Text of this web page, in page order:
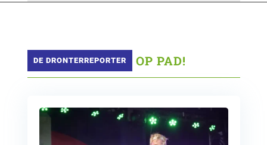
DE DRONTERREPORTER OP PAD!